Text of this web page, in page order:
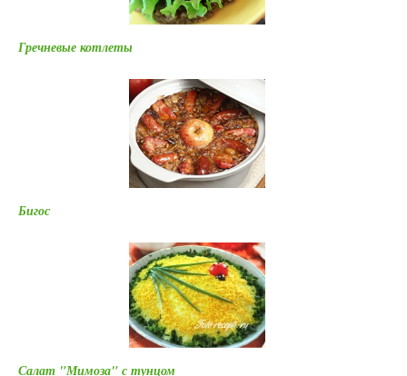
Гречневые котлеты
Бигос
Салат "Мимоза" с тунцом